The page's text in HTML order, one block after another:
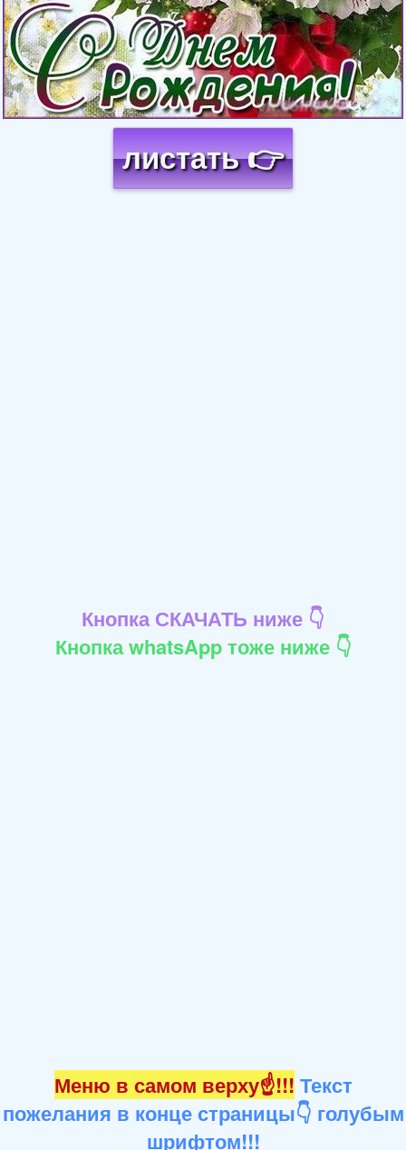
листать 👉
Кнопка СКАЧАТЬ ниже 👇
Кнопка whatsApp тоже ниже 👇
Меню в самом верху☝!!! Текст
пожелания в конце страницы👇 голубым
шрифтом!!!